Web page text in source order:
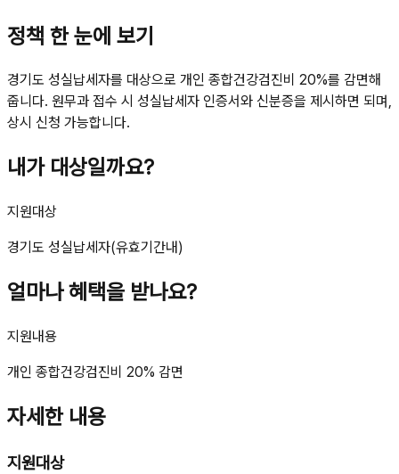
정책 한 눈에 보기
경기도 성실납세자를 대상으로 개인 종합건강검진비 20%를 감면해
줍니다. 원무과 접수 시 성실납세자 인증서와 신분증을 제시하면 되며,
상시 신청 가능합니다.
내가 대상일까요?
지원대상
경기도 성실납세자(유효기간내)
얼마나 혜택을 받나요?
지원내용
개인 종합건강검진비 20% 감면
자세한 내용
지원대상